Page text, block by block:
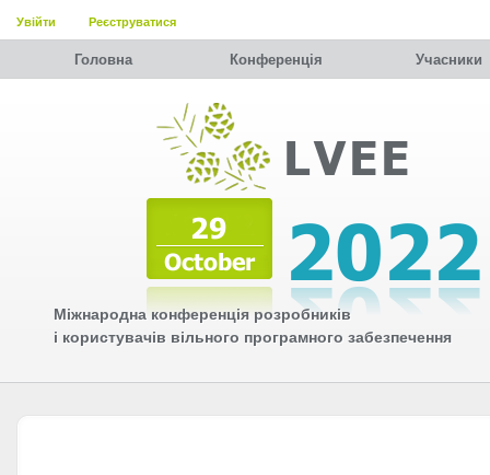
Увійти Реєструватися
Головна Конференція Учасники
Міжнародна конференція розробників
і користувачів вільного програмного забезпечення